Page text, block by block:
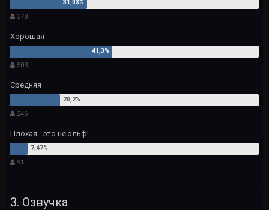
378
Хорошая
503
Средняя
246
Плохая - это не эльф!
91
3. Озвучка